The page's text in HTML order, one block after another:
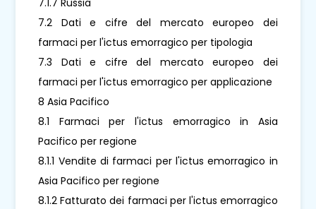
7.2 Dati e cifre del mercato europeo dei
farmaci per l'ictus emorragico per tipologia
7.3 Dati e cifre del mercato europeo dei
farmaci per l'ictus emorragico per applicazione
8 Asia Pacifico
8.1 Farmaci per l'ictus emorragico in Asia
Pacifico per regione
8.1.1 Vendite di farmaci per l'ictus emorragico in
Asia Pacifico per regione
8.1.2 Fatturato dei farmaci per l'ictus emorragico